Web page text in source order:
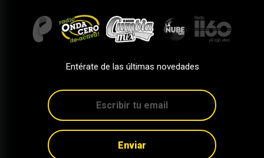
Entérate de las últimas novedades
Enviar